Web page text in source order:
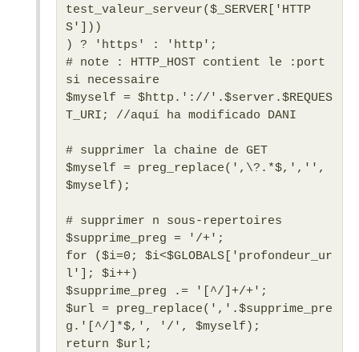
test_valeur_serveur($_SERVER['HTTP
S']))
) ? 'https' : 'http';
# note : HTTP_HOST contient le :port
si necessaire
$myself = $http.'://'.$server.$REQUES
T_URI; //aquí ha modificado DANI
# supprimer la chaine de GET
$myself = preg_replace(',\?.*$,','',
$myself);
# supprimer n sous-repertoires
$supprime_preg = '/+';
for ($i=0; $i<$GLOBALS['profondeur_ur
l']; $i++)
$supprime_preg .= '[^/]+/+';
$url = preg_replace(','.$supprime_pre
g.'[^/]*$,', '/', $myself);
return $url;